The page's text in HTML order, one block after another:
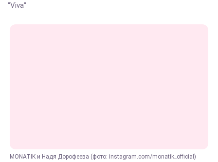
"Viva"
MONATIK и Надя Дорофеева (фото: instagram.com/monatik_official)